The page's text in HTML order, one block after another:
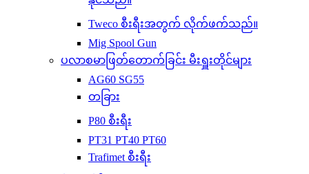
Tweco စီးရီးအတွက် လိုက်ဖက်သည်။
Mig Spool Gun
ပလာစမာဖြတ်တောက်ခြင်း မီးရှူးတိုင်များ
AG60 SG55
တခြား
P80 စီးရီး
PT31 PT40 PT60
Trafimet စီးရီး